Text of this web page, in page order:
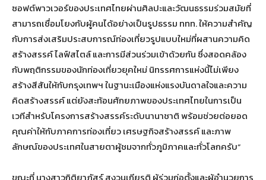
ซอฟต์พาวเวอร์ของประเทศไทยผ่านศิลปะและวัฒนธรรมร่วมสมัยที่
สามารถเชื่อมโยงกับผู้คนได้อย่างเป็นรูปธรรม ททท. ให้ความสำคัญ
กับการส่งเสริมประสบการณ์ท่องเที่ยวรูปแบบใหม่ที่ผสานความคิด
สร้างสรรค์ ไลฟ์สไตล์ และการมีส่วนร่วมเข้าด้วยกัน ซึ่งสอดคล้อง
กับพฤติกรรมของนักท่องเที่ยวยุคใหม่ นิทรรศการแห่งนี้ไม่เพียง
สร้างสีสันให้กับกรุงเทพฯ ในฐานะเมืองแห่งแรงบันดาลใจและความ
คิดสร้างสรรค์ แต่ยังสะท้อนศักยภาพของประเทศไทยในการเป็น
เวทีสำหรับโครงการสร้างสรรค์ระดับนานาชาติ พร้อมช่วยต่อยอด
คุณค่าให้กับภาคการท่องเที่ยว เศรษฐกิจสร้างสรรค์ และภาพ
ลักษณ์ของประเทศในสายตาผู้ชมจากทั่วภูมิภาคและทั่วโลกครับ”
ขณะที่ นางสาวกิติยาภัสร์ สงวนเกียรติ ผู้ร่วมก่อตั้งและผู้อำนวยการ